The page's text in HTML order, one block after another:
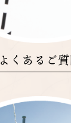
よくあるご